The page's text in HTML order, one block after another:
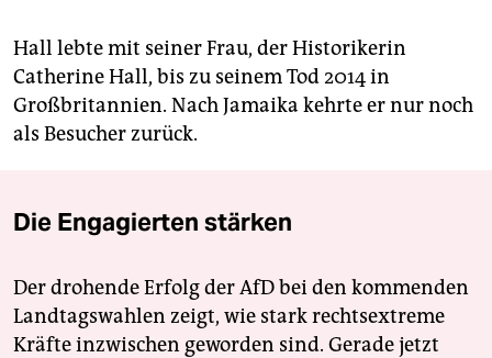
Hall lebte mit seiner Frau, der Historikerin
Catherine Hall, bis zu seinem Tod 2014 in
Großbritannien. Nach Jamaika kehrte er nur noch
als Besucher zurück.
Die Engagierten stärken
Der drohende Erfolg der AfD bei den kommenden
Landtagswahlen zeigt, wie stark rechtsextreme
Kräfte inzwischen geworden sind. Gerade jetzt